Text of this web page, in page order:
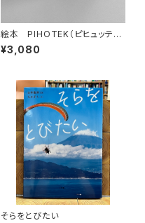
絵本 PIHOTEK（ピヒュッティ）
北極を風と歩く
¥3,080
そらをとびたい